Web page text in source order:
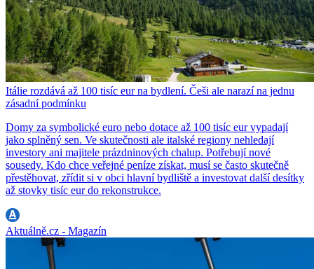
Itálie rozdává až 100 tisíc eur na bydlení. Češi ale narazí na jednu
zásadní podmínku
Domy za symbolické euro nebo dotace až 100 tisíc eur vypadají
jako splněný sen. Ve skutečnosti ale italské regiony nehledají
investory ani majitele prázdninových chalup. Potřebují nové
sousedy. Kdo chce veřejné peníze získat, musí se často skutečně
přestěhovat, zřídit si v obci hlavní bydliště a investovat další desítky
až stovky tisíc eur do rekonstrukce.
Aktuálně.cz - Magazín